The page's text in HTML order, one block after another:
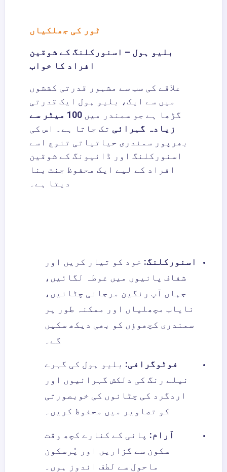
ٹور کی جھلکیاں
بلیو ہول – اسنورکلنگ کے شوقین
افراد کا خواب
علاقے کی سب سے مشہور قدرتی کششوں
میں سے ایک، بلیو ہول ایک قدرتی
گڑھا ہے جو سمندر میں
100 میٹر سے
زیادہ گہرائی تک جاتا ہے۔ اس کی
بھرپور سمندری حیاتیاتی تنوع اسے
اسنورکلنگ اور ڈائیونگ کے شوقین
افراد کے لیے ایک محفوظ جنت بنا
دیتا ہے۔
اسنورکلنگ: خود کو تیار کریں اور
شفاف پانیوں میں غوطہ لگائیں،
جہاں آپ رنگین مرجانی چٹانیں،
نایاب مچھلیاں اور ممکنہ طور پر
سمندری کچھوؤں کو بھی دیکھ سکیں
گے۔
فوٹوگرافی: بلیو ہول کی گہرے
نیلے رنگ کی دلکش گہرائیوں اور
اردگرد کی چٹانوں کی خوبصورتی
کو تصاویر میں محفوظ کریں۔
آرام: پانی کے کنارے کچھ وقت
سکون سے گزاریں اور پُرسکون
ماحول سے لطف اندوز ہوں۔